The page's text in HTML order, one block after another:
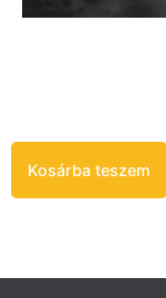
Kosárba teszem